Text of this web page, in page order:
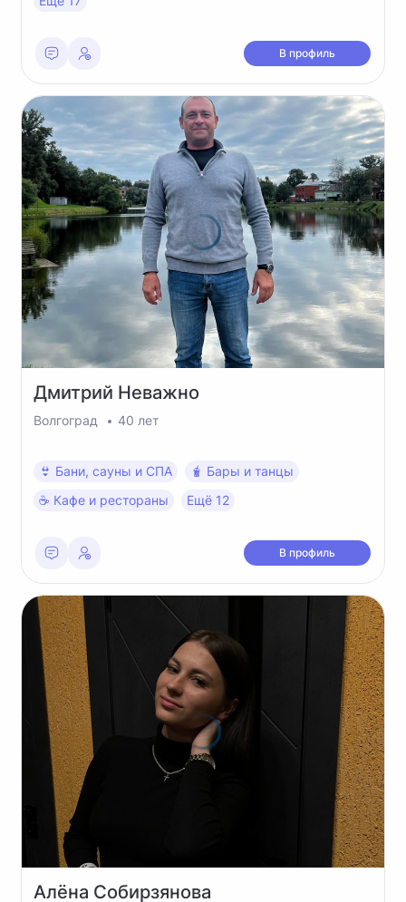
В профиль
Дмитрий Неважно
Волгоград 40 лет
👙 Бани, сауны и СПА
🧋 Бары и танцы
☕️ Кафе и рестораны
Ещё 12
В профиль
Алёна Собирзянова